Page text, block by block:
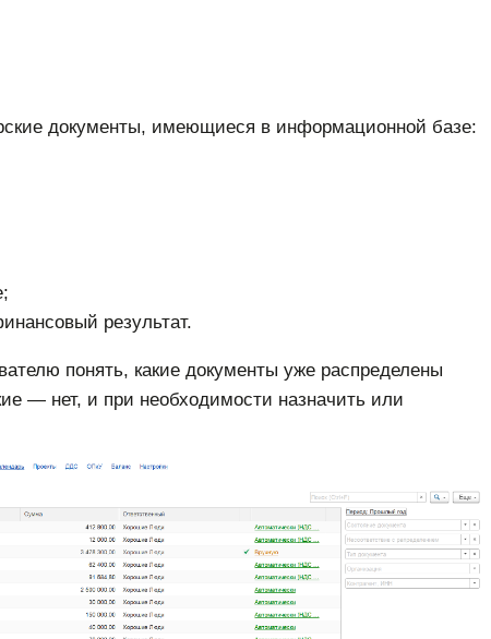
документы, имеющиеся в информационной базе:
результат.
понять, какие документы уже распределены
— нет, и при необходимости назначить или